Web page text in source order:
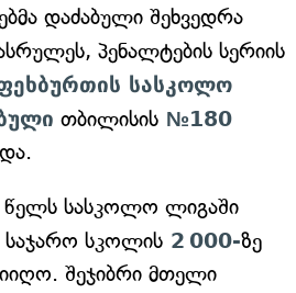
დაძაბული შეხვედრა
პენალტების სერიის
სასკოლო
თბილისის №180
წელს სასკოლო ლიგაში
საჯარო სკოლის 2 000-ზე
შეჯიბრი მთელი